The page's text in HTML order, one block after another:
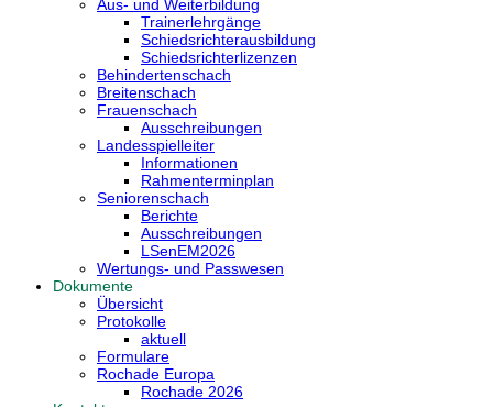
Aus- und Weiterbildung
Trainerlehrgänge
Schiedsrichterausbildung
Schiedsrichterlizenzen
Behindertenschach
Breitenschach
Frauenschach
Ausschreibungen
Landesspielleiter
Informationen
Rahmenterminplan
Seniorenschach
Berichte
Ausschreibungen
LSenEM2026
Wertungs- und Passwesen
Dokumente
Übersicht
Protokolle
aktuell
Formulare
Rochade Europa
Rochade 2026